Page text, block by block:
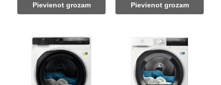
1
Pievienot grozam
689,00 €.
Pievienot grozam